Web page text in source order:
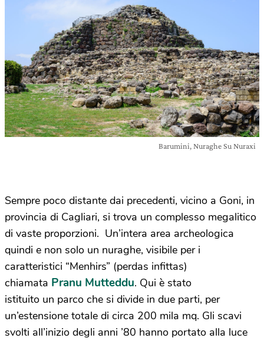
Barumini, Nuraghe Su Nuraxi
Sempre poco distante dai precedenti, vicino a Goni, in
provincia di Cagliari, si trova un complesso megalitico
di vaste proporzioni. Un’intera area archeologica
quindi e non solo un nuraghe, visibile per i
caratteristici “Menhirs” (perdas infittas)
chiamata Pranu Mutteddu. Qui è stato
istituito un parco che si divide in due parti, per
un’estensione totale di circa 200 mila mq. Gli scavi
svolti all’inizio degli anni ’80 hanno portato alla luce